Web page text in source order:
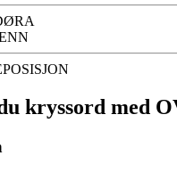
kryssord med